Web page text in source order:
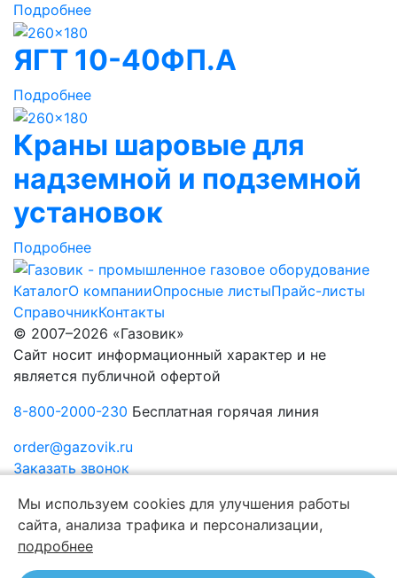
Подробнее
ЯГТ 10-40ФП.А
Подробнее
Краны шаровые для
надземной и подземной
установок
Подробнее
КаталогО компанииОпросные листыПрайс-листы
СправочникКонтакты
© 2007–2026 «Газовик»
Сайт носит информационный характер и не
является публичной офертой
8-800-2000-230 Бесплатная горячая линия
order@gazovik.ru
Заказать звонок
Мы используем cookies для улучшения работы
сайта, анализа трафика и персонализации,
подробнее